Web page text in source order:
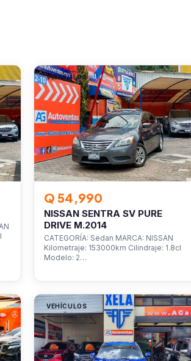
VEHÍCULOS
Q 54,990
NISSAN SENTRA SV PURE
DRIVE M.2014
CATEGORÍA: Sedan MARCA: NISSAN
Kilometraje: 153000km Cilindraje: 1.8cl
Modelo: 2…
VEHÍCULOS